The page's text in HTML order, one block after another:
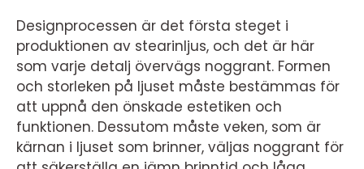
Designprocessen är det första steget i
produktionen av stearinljus, och det är här
som varje detalj övervägs noggrant. Formen
och storleken på ljuset måste bestämmas för
att uppnå den önskade estetiken och
funktionen. Dessutom måste veken, som är
kärnan i ljuset som brinner, väljas noggrant för